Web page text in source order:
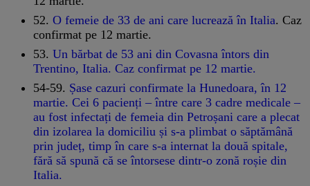
52. O femeie de 33 de ani care lucrează în Italia. Caz
confirmat pe 12 martie.
53. Un bărbat de 53 ani din Covasna întors din
Trentino, Italia. Caz confirmat pe 12 martie.
54-59. Șase cazuri confirmate la Hunedoara, în 12
martie. Cei 6 pacienți – între care 3 cadre medicale –
au fost infectați de femeia din Petroșani care a plecat
din izolarea la domiciliu și s-a plimbat o săptămână
prin județ, timp în care s-a internat la două spitale,
fără să spună că se întorsese dintr-o zonă roșie din
Italia.